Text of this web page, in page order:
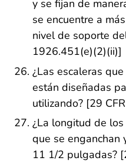
y se fijan de
se encuentre a
nivel de soporte
1926.451(e)(2)(ii)]
¿Las escaleras
están diseñadas
utilizando? [29
¿La longitud de
que se enganchan
11 1/2 pulgadas?